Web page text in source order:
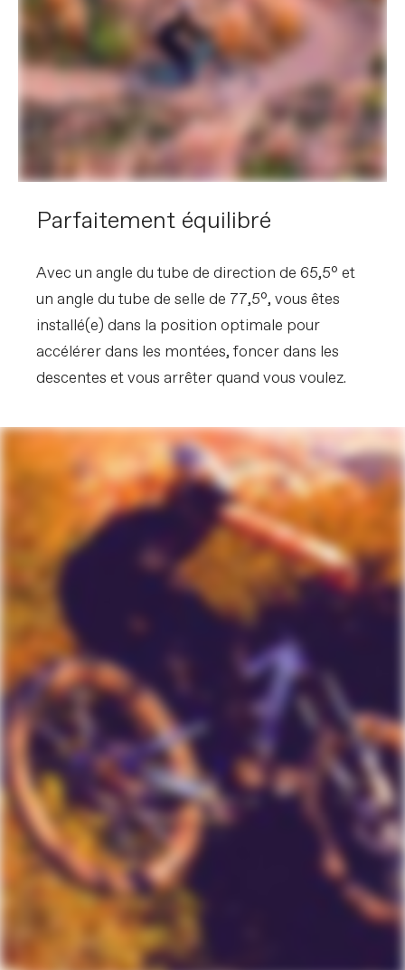
Parfaitement équilibré
Avec un angle du tube de direction de 65,5° et
un angle du tube de selle de 77,5°, vous êtes
installé(e) dans la position optimale pour
accélérer dans les montées, foncer dans les
descentes et vous arrêter quand vous voulez.